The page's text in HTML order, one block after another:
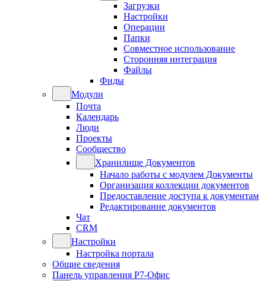
Загрузки
Настройки
Операции
Папки
Совместное использование
Сторонняя интеграция
Файлы
Фиды
Модули
Почта
Календарь
Люди
Проекты
Сообщество
Хранилище Документов
Начало работы с модулем Документы
Организация коллекции документов
Предоставление доступа к документам
Редактирование документов
Чат
CRM
Настройки
Настройка портала
Общие сведения
Панель управления Р7-Офис